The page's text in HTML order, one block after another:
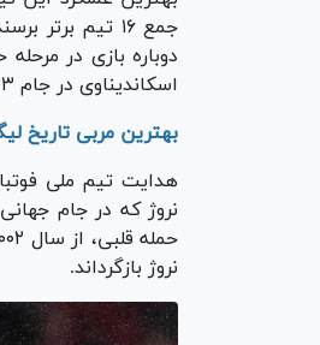
دوباره بازی در
اسکاندیناوی در جام ۲۳ خواهد بود.
بهترین مربی تاریخ
هدایت تیم ملی
نروژ بازگرداند.